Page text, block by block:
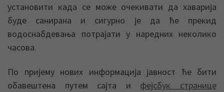
установити када се може очекивати да хаварија
буде санирана и сигурно је да ће прекид
водоснабдевања потрајати у наредних неколико
часова.
По пријему нових информација јавност ће бити
обавештена путем сајта и фејсбук странице